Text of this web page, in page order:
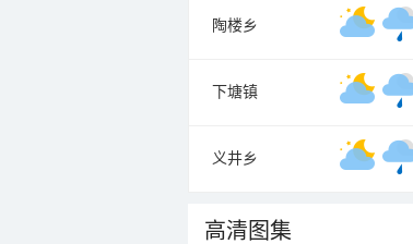
陶楼乡
下塘镇
义井乡
高清图集